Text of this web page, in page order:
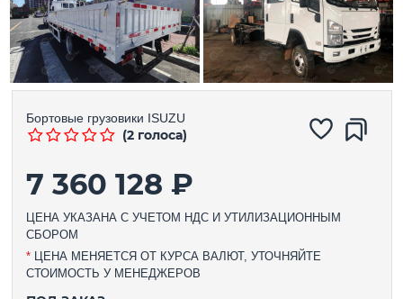
Бортовые грузовики ISUZU
(2 голоса)
7 360 128 ₽
ЦЕНА УКАЗАНА С УЧЕТОМ НДС И УТИЛИЗАЦИОННЫМ
СБОРОМ
*ЦЕНА МЕНЯЕТСЯ ОТ КУРСА ВАЛЮТ, УТОЧНЯЙТЕ
СТОИМОСТЬ У МЕНЕДЖЕРОВ